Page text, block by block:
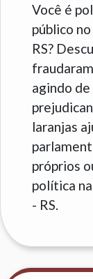
Você é
público
RS?
agindo
laranjas
próprios
política
- RS.